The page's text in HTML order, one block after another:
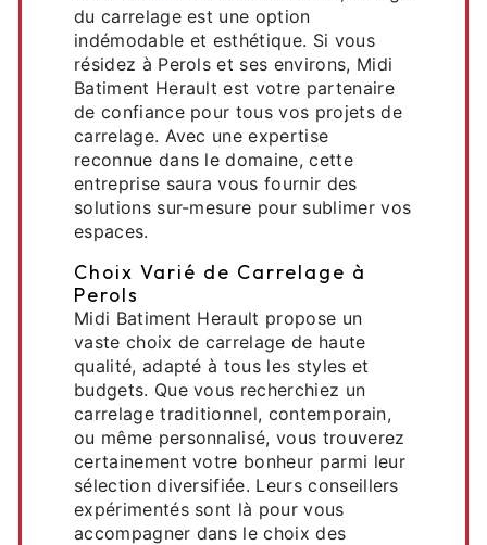
du carrelage est une option
indémodable et esthétique. Si vous
résidez à Perols et ses environs, Midi
Batiment Herault est votre partenaire
de confiance pour tous vos projets de
carrelage. Avec une expertise
reconnue dans le domaine, cette
entreprise saura vous fournir des
solutions sur-mesure pour sublimer vos
espaces.
Choix Varié de Carrelage à
Perols
Midi Batiment Herault propose un
vaste choix de carrelage de haute
qualité, adapté à tous les styles et
budgets. Que vous recherchiez un
carrelage traditionnel, contemporain,
ou même personnalisé, vous trouverez
certainement votre bonheur parmi leur
sélection diversifiée. Leurs conseillers
expérimentés sont là pour vous
accompagner dans le choix des